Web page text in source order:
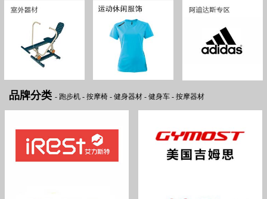
品牌分类 - 跑步机 - 按摩椅 - 健身器材 - 健身车 - 按摩器材